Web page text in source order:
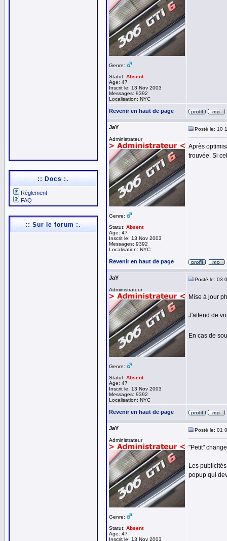
:: Docs :.
Règlement
FAQ
:: Sur le forum :.
Genre:
Statut: Absent
Age: 47
Inscrit le: 13 Nov 2003
Messages: 9392
Localisation: NYC
Revenir en haut de page
JaY
Administrateur
Genre:
Statut: Absent
Age: 47
Inscrit le: 13 Nov 2003
Messages: 9392
Localisation: NYC
Posté le: 10
Après
trouvée. Si
Revenir en haut de page
JaY
Administrateur
Genre:
Statut: Absent
Age: 47
Inscrit le: 13 Nov 2003
Messages: 9392
Localisation: NYC
Posté le: 03
Mise à jour
J'attend de
En cas de
Revenir en haut de page
JaY
Administrateur
Genre:
Statut: Absent
Age: 47
Inscrit le: 13 Nov 2003
Posté le: 01
"Petit"
Les
popup qui